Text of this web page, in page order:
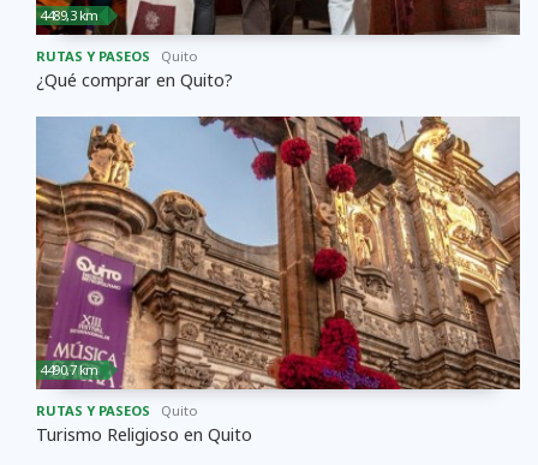
4489,3 km
RUTAS Y PASEOS Quito
¿Qué comprar en Quito?
4490,7 km
RUTAS Y PASEOS Quito
Turismo Religioso en Quito